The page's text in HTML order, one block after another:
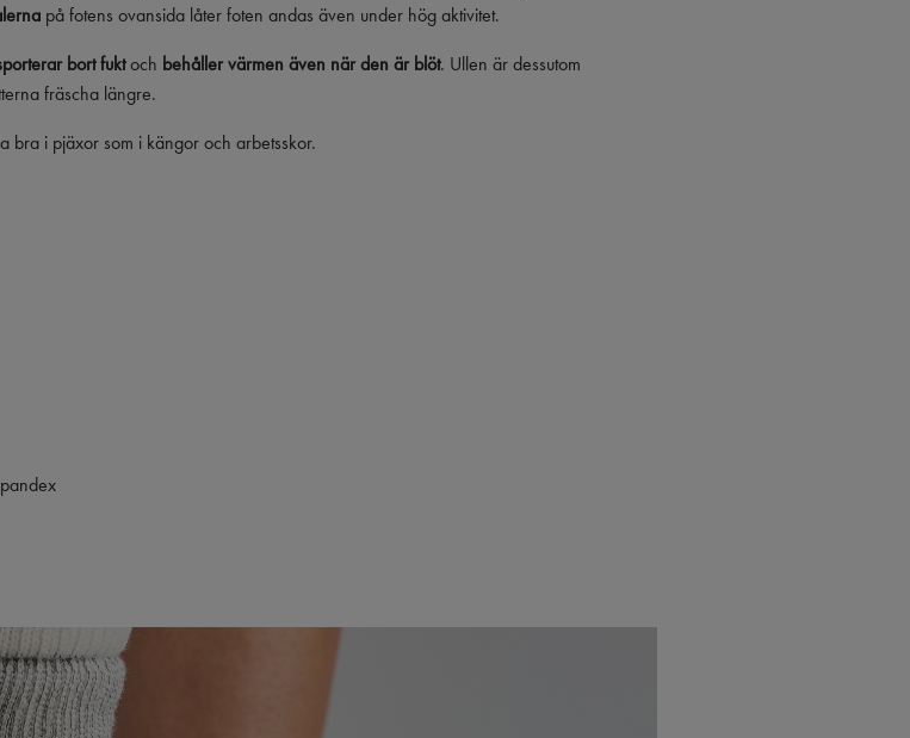
på fotens ovansida låter foten andas även under hög aktivitet.
bort fuktoch behåller värmen även när den är blöt. Ullen är dessutom
fräscha längre.
bra i pjäxor som i kängor och arbetsskor.